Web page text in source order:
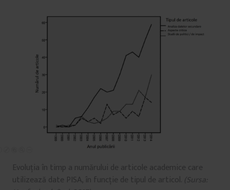
Evoluția în timp a numărului de articole academice care
utilizează date PISA, în funcție de tipul de articol. (Sursa: